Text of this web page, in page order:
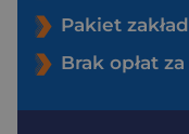
Pakiet
Brak opłat